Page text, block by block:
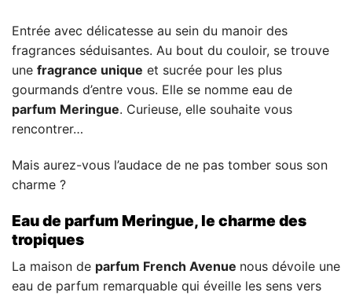
Entrée avec délicatesse au sein du manoir des
fragrances séduisantes. Au bout du couloir, se trouve
une fragrance unique et sucrée pour les plus
gourmands d’entre vous. Elle se nomme eau de
parfum Meringue. Curieuse, elle souhaite vous
rencontrer…
Mais aurez-vous l’audace de ne pas tomber sous son
charme ?
Eau de parfum Meringue, le charme des
tropiques
La maison de parfum French Avenue nous dévoile une
eau de parfum remarquable qui éveille les sens vers